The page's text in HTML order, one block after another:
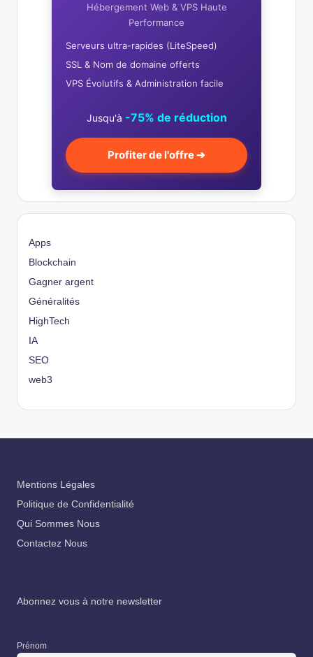
Hébergement Web & VPS Haute
Performance
Serveurs ultra-rapides (LiteSpeed)
SSL & Nom de domaine offerts
VPS Évolutifs & Administration facile
Jusqu'à -75% de réduction
Profiter de l'offre ➔
Apps
Blockchain
Gagner argent
Généralités
HighTech
IA
SEO
web3
Mentions Légales
Politique de Confidentialité
Qui Sommes Nous
Contactez Nous
Abonnez vous à notre newsletter
Prénom